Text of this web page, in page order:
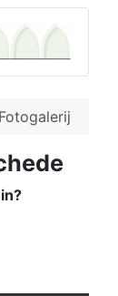
Fotogalerij